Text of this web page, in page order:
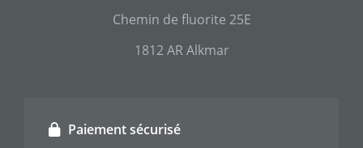
Chemin de fluorite 25E
1812 AR Alkmar
Paiement sécurisé